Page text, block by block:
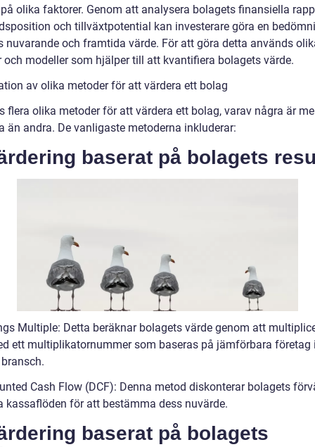
olika faktorer. Genom att analysera bolagets finansiella
och tillväxtpotential kan investerare göra en
nuvarande och framtida värde. För att göra detta används
och modeller som hjälper till att kvantifiera bolagets värde.
av olika metoder för att värdera ett bolag
flera olika metoder för att värdera ett bolag, varav några är
än andra. De vanligaste metoderna inkluderar:
baserat på bolagets
Multiple: Detta beräknar bolagets värde genom att
ett multiplikatornummer som baseras på jämförbara företag
Cash Flow (DCF): Denna metod diskonterar bolagets
kassaflöden för att bestämma dess nuvärde.
baserat på bolagets